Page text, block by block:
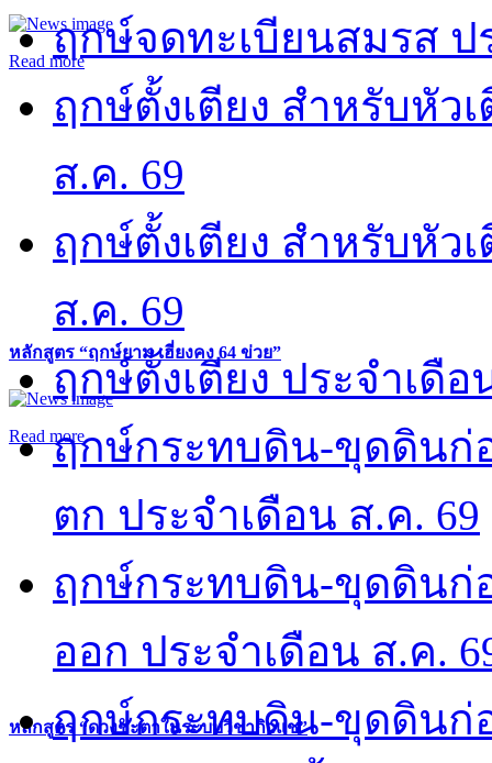
Read more
หลักสูตร “ฤกษ์ยาม เฮี่ยงคง 64 ข่วย”
Read more
หลักสูตร “ดวงชะตาในระบบวิชากิวแช”
ฤกษ์จดทะเบียนสมรส ป
ฤกษ์ตั้งเตียง สำหรับหัว
ส.ค. 69
ฤกษ์ตั้งเตียง สำหรับหัว
ส.ค. 69
ฤกษ์ตั้งเตียง ประจำเดือ
ฤกษ์กระทบดิน-ขุดดินก่
ตก ประจำเดือน ส.ค. 69
ฤกษ์กระทบดิน-ขุดดินก่
ออก ประจำเดือน ส.ค.
ฤกษ์กระทบดิน-ขุดดินก่